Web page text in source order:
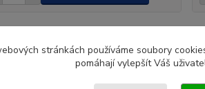
stránkách používáme soubory
pomáhají vylepšít Váš